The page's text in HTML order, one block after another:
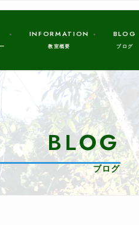
INFORMATION BLOG
BLOG
ブログ